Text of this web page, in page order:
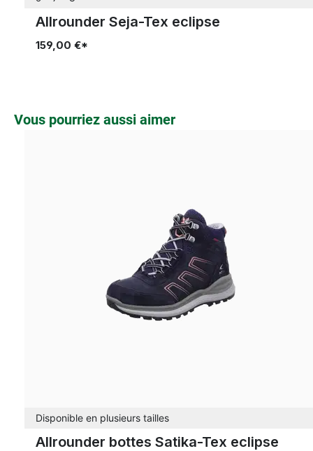
Allrounder Seja-Tex eclipse
159,00 €*
Ignorer la galerie de produits
Vous pourriez aussi aimer
Disponible en plusieurs tailles
Allrounder bottes Satika-Tex eclipse